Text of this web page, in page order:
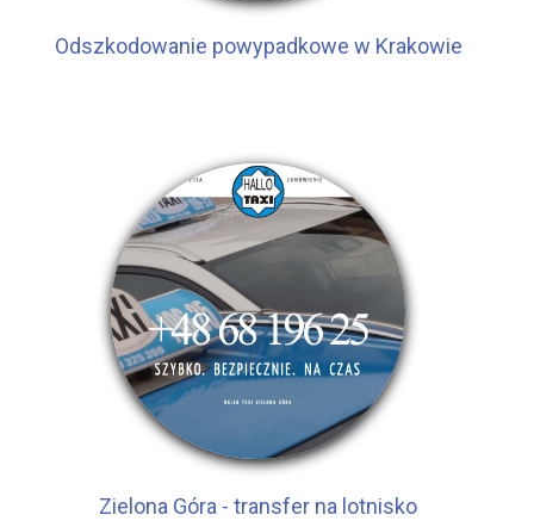
Odszkodowanie powypadkowe w Krakowie
Zielona Góra - transfer na lotnisko